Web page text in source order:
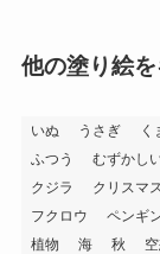
他の塗り絵
いぬ うさぎ く
ふつう
むずかし
クジラ
クリスマス
フクロウ
ペンギ
植物
海 秋